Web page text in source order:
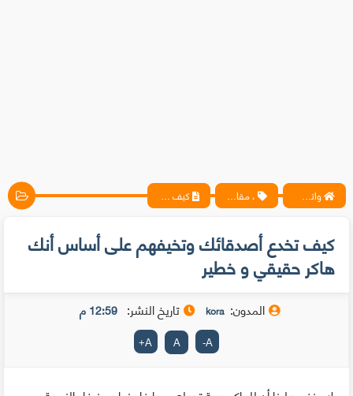
واتس آب ، فيسبوك ، أنترنت ، شروحات تقنية حصرية - المحترف ، مقالات كيف تخدع أصدقائك وتخيفهم على أساس أنك هاكر حقيقي و خطير
كيف تخدع أصدقائك وتخيفهم على أساس أنك
هاكر حقيقي و خطير
المدون: kora تاريخ النشر: 12:59 م
A
-
A
A
+